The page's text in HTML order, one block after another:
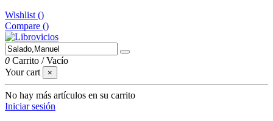
Wishlist ()
Compare ()
0 Carrito /Vacío
Your cart
×
No hay más artículos en su carrito
Iniciar sesión